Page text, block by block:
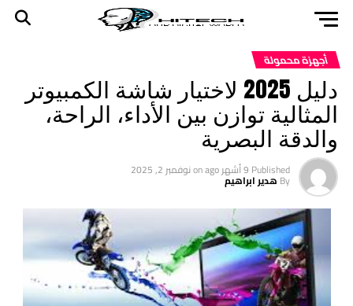
أجهزة محمولة
دليل 2025 لاختيار شاشة الكمبيوتر
المثالية توازن بين الأداء، الراحة،
والدقة البصرية
Published 9 أشهر ago onنوفمبر 2, 2025
By هدير ابراهيم